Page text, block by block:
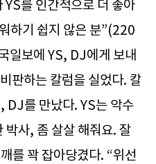
를 인간적으로 더 좋아
하기 쉽지 않은 분”(220
일보에 YS, DJ에게 보내
판하는 칼럼을 실었다. 칼
DJ를 만났다. YS는 악수
박사, 좀 살살 해줘요. 잘
를 꽉 잡아당겼다. “위선